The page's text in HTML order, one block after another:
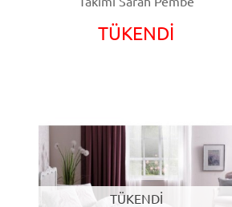
TÜKENDİ
TÜKENDİ